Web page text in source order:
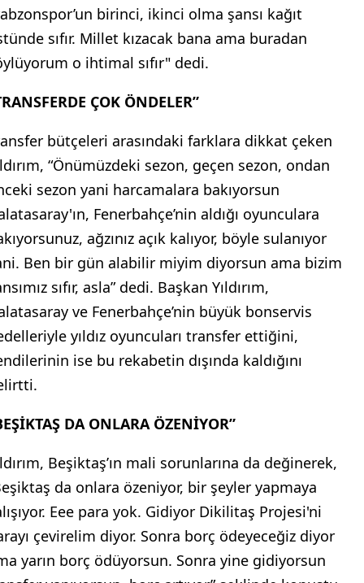
birinci, ikinci olma şansı kağıt
sıfır. Millet kızacak bana ama buradan
o ihtimal sıfır" dedi.
ÇOK ÖNDELER”
bütçeleri arasındaki farklara dikkat çeken
“Önümüzdeki sezon, geçen sezon, ondan
sezon yani harcamalara bakıyorsun
Fenerbahçe’nin aldığı oyunculara
ağzınız açık kalıyor, böyle sulanıyor
Ben bir gün alabilir miyim diyorsun ama bizim
sıfır, asla” dedi. Başkan Yıldırım,
ve Fenerbahçe’nin büyük bonservis
yıldız oyuncuları transfer ettiğini,
ise bu rekabetin dışında kaldığını
DA ONLARA ÖZENİYOR”
Beşiktaş’ın mali sorunlarına da değinerek,
da onlara özeniyor, bir şeyler yapmaya
Eee para yok. Gidiyor Dikilitaş Projesi'ni
çevirelim diyor. Sonra borç ödeyeceğiz diyor
yarın borç ödüyorsun. Sonra yine gidiyorsun